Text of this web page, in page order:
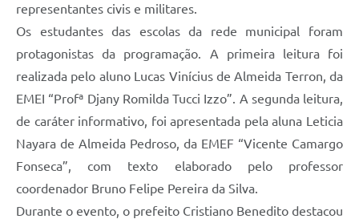
representantes civis e militares.
Os estudantes das escolas da rede municipal foram
protagonistas da programação. A primeira leitura foi
realizada pelo aluno Lucas Vinícius de Almeida Terron, da
EMEI “Profª Djany Romilda Tucci Izzo”. A segunda leitura,
de caráter informativo, foi apresentada pela aluna Leticia
Nayara de Almeida Pedroso, da EMEF “Vicente Camargo
Fonseca”, com texto elaborado pelo professor
coordenador Bruno Felipe Pereira da Silva.
Durante o evento, o prefeito Cristiano Benedito destacou